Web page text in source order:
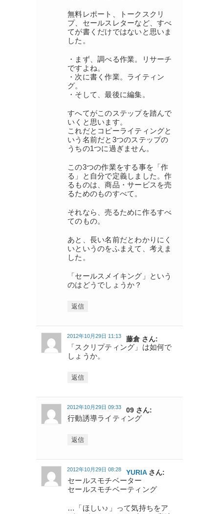
無料レポート、トークスクリ
プ、セールスレターなど、すべ
てが書くだけではないと思いま
した。
・まず、調べる作業。リサーチ
ですよね。
・次に書く作業。ライティン
グ。
・そして、最後に編集。
すへてがこのステップを踏んで
いくと思います。
これだとコピーライティングと
いう名前だと3つのステップの
うちの1つに過ぎません。
この3つの作業をする事を「作
る」と自分で定義しました。作
るものは、商品・サービスを売
るためのものすべて。
それなら、売るために作るすべ
てのもの。
あと、長い名前だとわかりにく
いというのをふまえて、考えま
した。
「セールスメイキング」という
のはどうでしょうか？
返信
藤倉 さん:
2012年10月29日 11:13
「スクリプティング」は如何で
しょうか。
返信
09 さん:
2012年10月29日 09:33
行動誘導ライティング
返信
YURIAさん:
2012年10月29日 08:28
セールスモチベーター
セールスモチベーティング
…「ほしい♪」って気持ちをア